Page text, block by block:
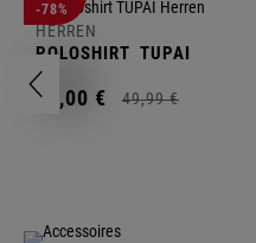
-78%
HERREN
POLOSHIRT TUPAI
11,00 € 49,99 €